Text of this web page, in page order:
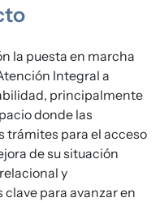
la puesta en marcha
Integral a
principalmente
donde las
trámites parael acceso
de su situación
y
clave para avanzar en